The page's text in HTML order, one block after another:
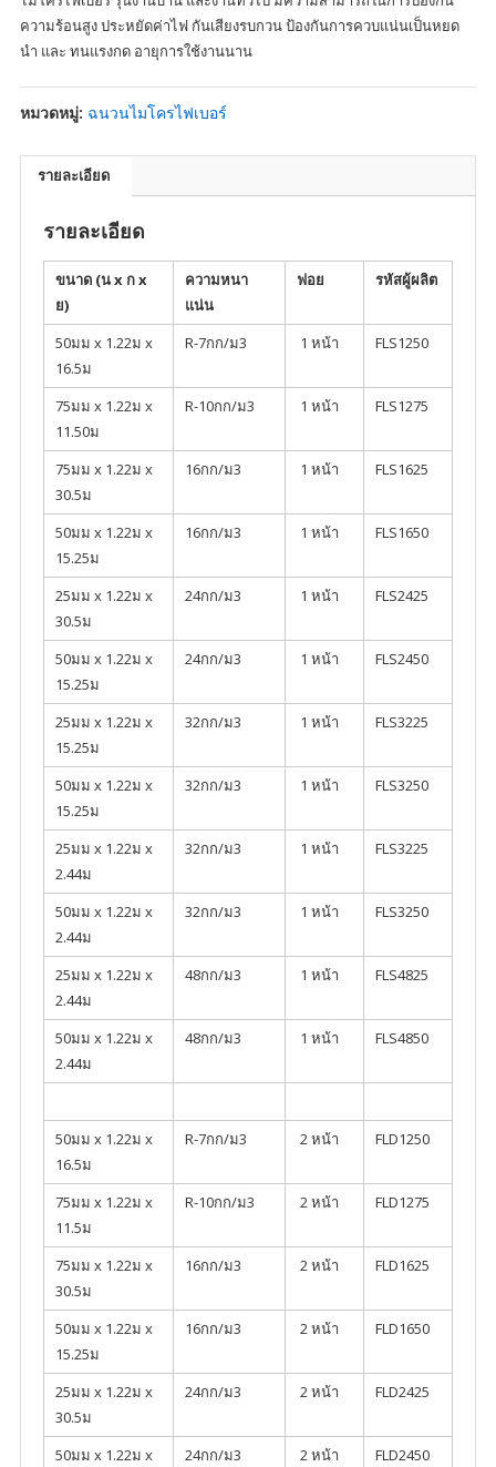
ความร้อนสูง ประหยัดค่าไฟ กันเสียงรบกวน ป้องกันการควบแน่นเป็นหยด
นำ และ ทนแรงกด อายุการใช้งานนาน
หมวดหมู่: ฉนวนไมโครไฟเบอร์
รายละเอียด
รายละเอียด
ขนาด (น x ก x
ย)
ความหนา
แน่น
ฟอย รหัสผู้ผลิต
50มม x 1.22ม x
16.5ม
R-7กก/ม3 1 หน้า FLS1250
75มม x 1.22ม x
11.50ม
R-10กก/ม3 1 หน้า FLS1275
75มม x 1.22ม x
30.5ม
16กก/ม3 1 หน้า FLS1625
50มม x 1.22ม x
15.25ม
16กก/ม3 1 หน้า FLS1650
25มม x 1.22ม x
30.5ม
24กก/ม3 1 หน้า FLS2425
50มม x 1.22ม x
15.25ม
24กก/ม3 1 หน้า FLS2450
25มม x 1.22ม x
15.25ม
32กก/ม3 1 หน้า FLS3225
50มม x 1.22ม x
15.25ม
32กก/ม3 1 หน้า FLS3250
25มม x 1.22ม x
2.44ม
32กก/ม3 1 หน้า FLS3225
50มม x 1.22ม x
2.44ม
32กก/ม3 1 หน้า FLS3250
25มม x 1.22ม x
2.44ม
48กก/ม3 1 หน้า FLS4825
50มม x 1.22ม x
2.44ม
48กก/ม3 1 หน้า FLS4850
50มม x 1.22ม x
16.5ม
R-7กก/ม3 2 หน้า FLD1250
75มม x 1.22ม x
11.5ม
R-10กก/ม3 2 หน้า FLD1275
75มม x 1.22ม x
30.5ม
16กก/ม3 2 หน้า FLD1625
50มม x 1.22ม x
15.25ม
16กก/ม3 2 หน้า FLD1650
25มม x 1.22ม x
30.5ม
24กก/ม3 2 หน้า FLD2425
50มม x 1.22ม x 24กก/ม3 2 หน้า FLD2450